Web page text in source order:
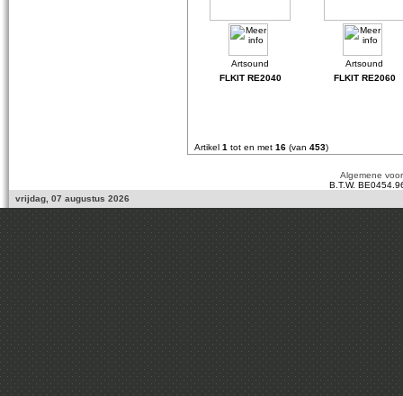
FLKIT RE2040 FLKIT RE2060
Artikel 1 tot en met 16 (van 453)
Algemene
B.T.W.
vrijdag, 07 augustus 2026